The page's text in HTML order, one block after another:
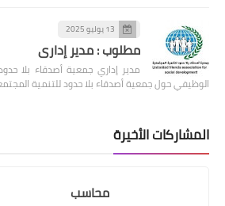
13 يوليو 2025
مطلوب : مدير إداري
مدير إداري جمعية أصدقاء بلا
الوظيفي حول جمعية أصدقاء بلا حدود للتنمية
المشاركات الأخيرة
محاسب